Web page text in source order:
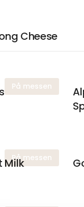
Cheese
På messen
På messen
Milk